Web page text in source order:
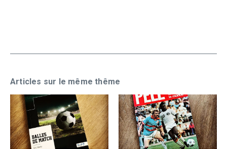
Articles sur le même thême